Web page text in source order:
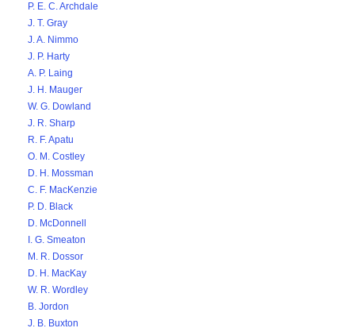
P. E. C. Archdale
J. T. Gray
J. A. Nimmo
J. P. Harty
A. P. Laing
J. H. Mauger
W. G. Dowland
J. R. Sharp
R. F. Apatu
O. M. Costley
D. H. Mossman
C. F. MacKenzie
P. D. Black
D. McDonnell
I. G. Smeaton
M. R. Dossor
D. H. MacKay
W. R. Wordley
B. Jordon
J. B. Buxton